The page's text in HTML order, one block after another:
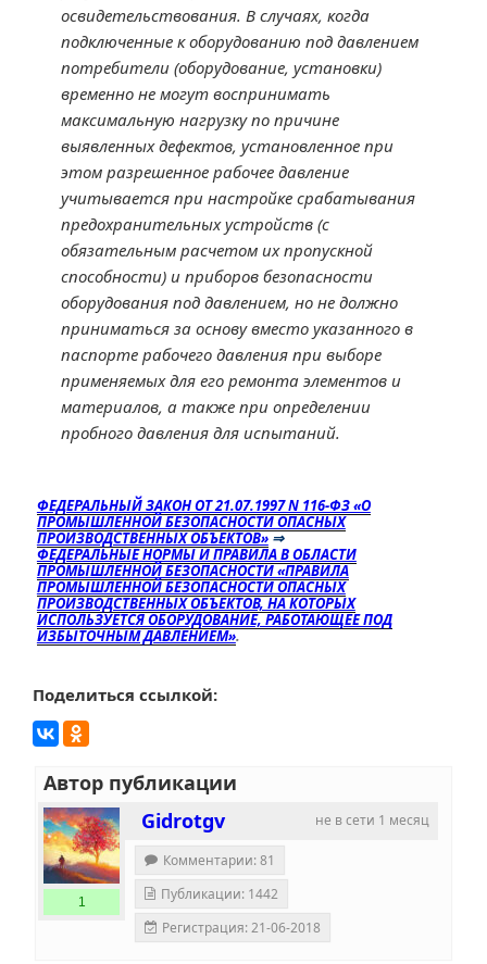
освидетельствования. В случаях, когда
подключенные к оборудованию под давлением
потребители (оборудование, установки)
временно не могут воспринимать
максимальную нагрузку по причине
выявленных дефектов, установленное при
этом разрешенное рабочее давление
учитывается при настройке срабатывания
предохранительных устройств (с
обязательным расчетом их пропускной
способности) и приборов безопасности
оборудования под давлением, но не должно
приниматься за основу вместо указанного в
паспорте рабочего давления при выборе
применяемых для его ремонта элементов и
материалов, а также при определении
пробного давления для испытаний.
ФЕДЕРАЛЬНЫЙ ЗАКОН ОТ 21.07.1997 N 116-ФЗ «О
ПРОМЫШЛЕННОЙ БЕЗОПАСНОСТИ ОПАСНЫХ
ПРОИЗВОДСТВЕННЫХ ОБЪЕКТОВ»⇒
ФЕДЕРАЛЬНЫЕ НОРМЫ И ПРАВИЛА В ОБЛАСТИ
ПРОМЫШЛЕННОЙ БЕЗОПАСНОСТИ «ПРАВИЛА
ПРОМЫШЛЕННОЙ БЕЗОПАСНОСТИ ОПАСНЫХ
ПРОИЗВОДСТВЕННЫХ ОБЪЕКТОВ, НА КОТОРЫХ
ИСПОЛЬЗУЕТСЯ ОБОРУДОВАНИЕ, РАБОТАЮЩЕЕ ПОД
ИЗБЫТОЧНЫМ ДАВЛЕНИЕМ».
Поделиться ссылкой:
Автор публикации
не в сети 1 месяц
Gidrotgv
1
Комментарии: 81
Публикации: 1442
Регистрация: 21-06-2018